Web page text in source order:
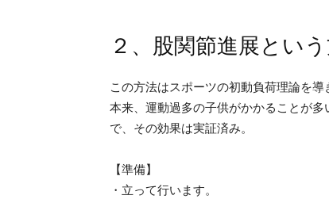
２、股関節進展とい
この方法はスポーツの初動負荷理論を
本来、運動過多の子供がかかることが
で、その効果は実証済み。
【準備】
・立って行います。